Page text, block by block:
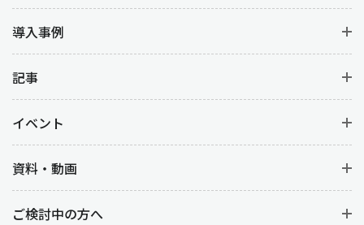
導入事例
記事
イベント
資料・動画
ご検討中の方へ